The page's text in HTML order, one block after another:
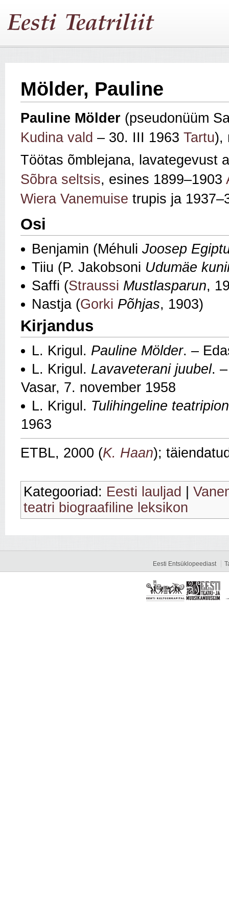
Mölder, Pauline
Pauline Mölder (pseudonüüm
Kudina vald – 30. III 1963 Tartu),
Töötas õmblejana, lavategevust
Sõbra seltsis, esines 1899–1903
Wiera Vanemuise trupis ja
Osi
Benjamin (Méhuli Joosep
Tiiu (P. Jakobsoni Udumäe
Saffi (Straussi Mustlasparun,
Nastja (Gorki Põhjas, 1903)
Kirjandus
L. Krigul. Pauline Mölder. –
L. Krigul. Lavaveterani juubel.
Vasar, 7. november 1958
L. Krigul. Tulihingeline
1963
ETBL, 2000 (K. Haan);
Kategooriad: Eesti lauljad
teatri biograafiline leksikon
Eesti Entsüklopeediast